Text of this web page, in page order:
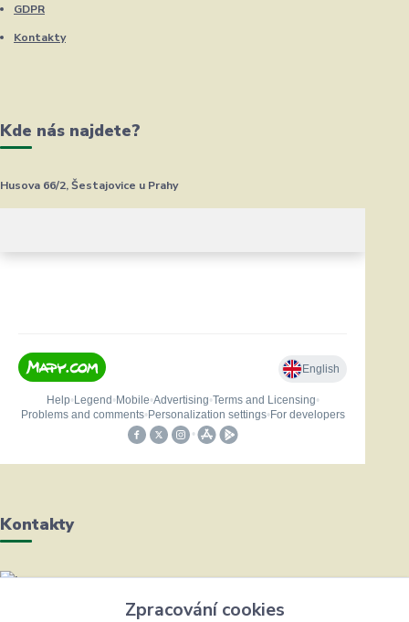
GDPR
Kontakty
Kde nás najdete?
Husova 66/2, Šestajovice u Prahy
Kontakty
Helena Bayerová
+420 604 711 491Zpracování cookies